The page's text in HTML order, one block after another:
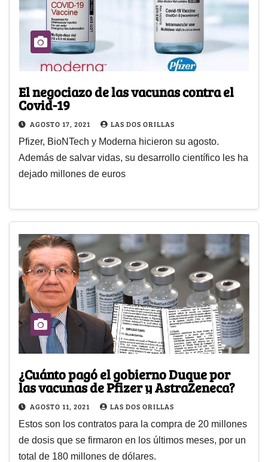
El negociazo de las vacunas contra el
Covid-19
AGOSTO 17, 2021 LAS DOS ORILLAS
Pfizer, BioNTech y Moderna hicieron su agosto.
Además de salvar vidas, su desarrollo científico les ha
dejado millones de euros
¿Cuánto pagó el gobierno Duque por
las vacunas de Pfizer y AstraZeneca?
AGOSTO 11, 2021 LAS DOS ORILLAS
Estos son los contratos para la compra de 20 millones
de dosis que se firmaron en los últimos meses, por un
total de 180 millones de dólares.